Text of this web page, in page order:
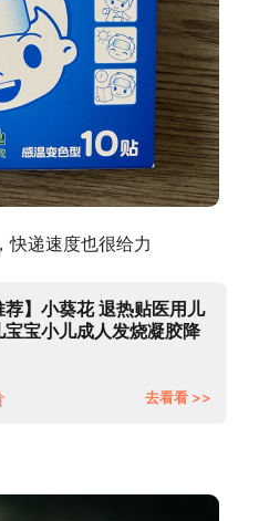
快递速度也很给力
荐】小葵花 退热贴医用儿
宝宝小儿成人发烧凝胶降
去看看 >>